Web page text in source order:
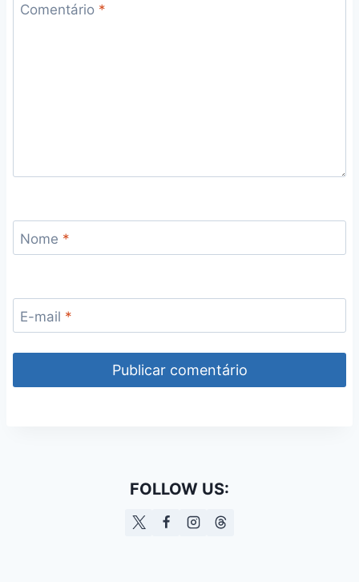
Comentário *
Nome *
E-mail *
FOLLOW US: